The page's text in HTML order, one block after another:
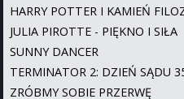
HARRY POTTER I KAMIEŃ
JULIA PIROTTE - PIĘKNO I SIŁA
SUNNY DANCER
TERMINATOR 2: DZIEŃ SĄDU
ZRÓBMY SOBIE PRZERWĘ